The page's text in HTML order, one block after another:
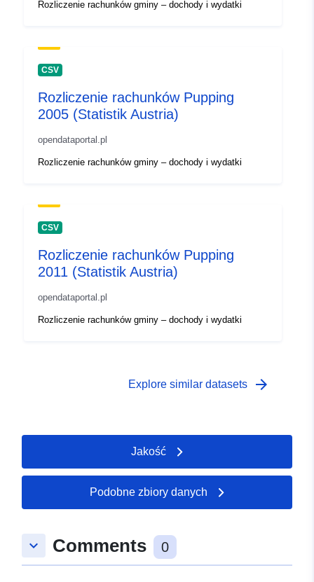
Rozliczenie rachunków gminy – dochody i wydatki
CSV
Rozliczenie rachunków Pupping
2005 (Statistik Austria)
opendataportal.pl
Rozliczenie rachunków gminy – dochody i wydatki
CSV
Rozliczenie rachunków Pupping
2011 (Statistik Austria)
opendataportal.pl
Rozliczenie rachunków gminy – dochody i wydatki
Explore similar datasets arrow_forward
Jakość
Podobne zbiory danych
keyboard_arrow_down Comments 0